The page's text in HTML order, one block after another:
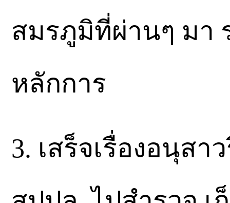
สมรภูมิที่ผ่านๆ มา
หลักการ
3. เสร็จเรื่องอนุสา